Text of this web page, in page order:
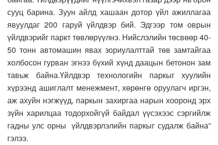
сууц барина. Зуун айлд хашаан дотор үйл ажиллагаа
явуулдаг 200 гаруй үйлдвэр бий. Эдгээр том оврын
үйлдвэрийг паркт төвлөрүүлнэ. Нийслэлийн төсвөөр 40-
50 тонн автомашин явах зориулалттай төв замтайгаа
холбосон гурван эгнээ бүхий хүнд даацын бетонон зам
тавьж байна.Үйлдвэр технологийн паркыг хуулийн
хүрээнд ашиглалт менежмент, хөрөнгө оруулагч иргэн,
аж ахуйн нэгжүүд, паркын захиргаа нарын хооронд эрх
зүйн харилцаа тодорхойгүй байдал үүсэхээс сэргийлж
гадны улс орны үйлдвэрлэлийн паркыг судалж байна”
гэлээ.